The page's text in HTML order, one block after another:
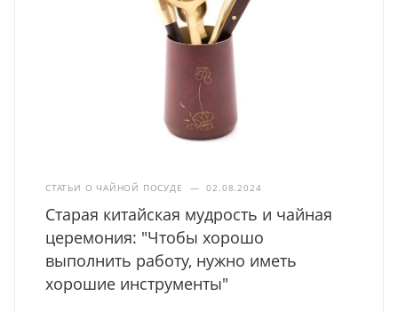
СТАТЬИ О ЧАЙНОЙ ПОСУДЕ — 02.08.2024
Старая китайская мудрость и чайная
церемония: "Чтобы хорошо
выполнить работу, нужно иметь
хорошие инструменты"